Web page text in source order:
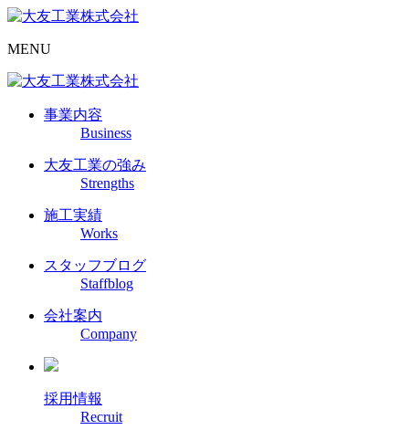
MENU
事業内容
Business
大友工業の強み
Strengths
施工実績
Works
スタッフブログ
Staffblog
会社案内
Company
採用情報
Recruit